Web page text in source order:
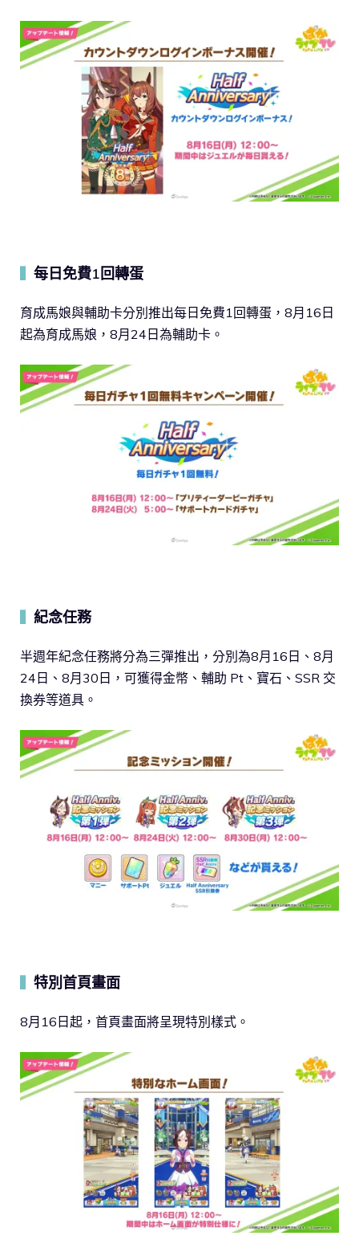
每日免費1回轉蛋
育成馬娘與輔助卡分別推出每日免費1回轉蛋，8月16日
起為育成馬娘，8月24日為輔助卡。
紀念任務
半週年紀念任務將分為三彈推出，分別為8月16日、8月
24日、8月30日，可獲得金幣、輔助 Pt、寶石、SSR 交
換券等道具。
特別首頁畫面
8月16日起，首頁畫面將呈現特別樣式。